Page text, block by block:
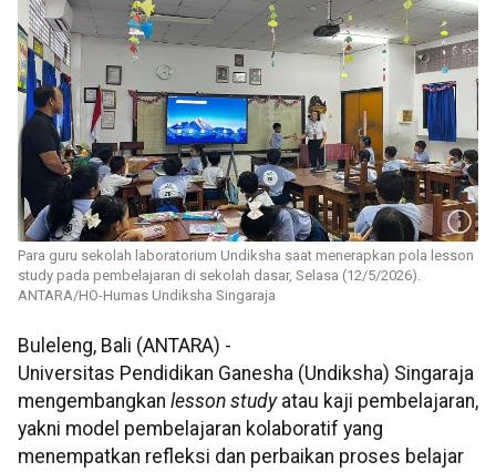
Para guru sekolah laboratorium Undiksha saat menerapkan pola lesson
study pada pembelajaran di sekolah dasar, Selasa (12/5/2026).
ANTARA/HO-Humas Undiksha Singaraja
Buleleng, Bali (ANTARA) -
Universitas Pendidikan Ganesha (Undiksha) Singaraja
mengembangkan lesson studyatau kaji pembelajaran,
yakni model pembelajaran kolaboratif yang
menempatkan refleksi dan perbaikan proses belajar